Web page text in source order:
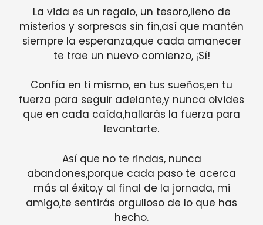
La vida es un regalo, un tesoro,lleno de
misterios y sorpresas sin fin,así que mantén
siempre la esperanza,que cada amanecer
te trae un nuevo comienzo, ¡Sí!
Confía en ti mismo, en tus sueños,en tu
fuerza para seguir adelante,y nunca olvides
que en cada caída,hallarás la fuerza para
levantarte.
Así que no te rindas, nunca
abandones,porque cada paso te acerca
más al éxito,y al final de la jornada, mi
amigo,te sentirás orgulloso de lo que has
hecho.